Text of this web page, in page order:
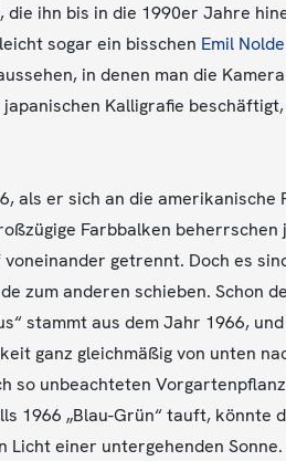
ihn bis in die 1990er Jahre
sogar ein bisschen Emil Nolde
in denen man die
Kalligrafie
als er sich an die amerikanische
Farbbalken beherrschen
getrennt. Doch es
zum anderen schieben. Schon
stammt aus dem Jahr 1966,
ganz gleichmäßig von unten
so unbeachteten
1966 „Blau-Grün“ tauft, könnte
Licht einer untergehenden Sonne.